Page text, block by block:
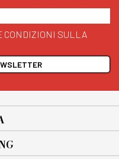
CONDIZIONI SULLA